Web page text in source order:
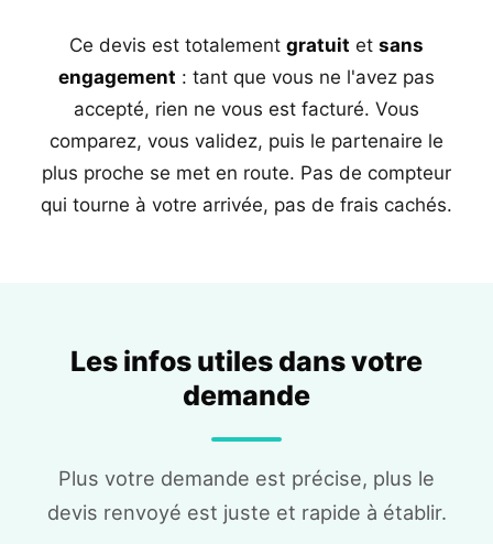
Ce devis est totalement gratuit et sans
engagement : tant que vous ne l'avez pas
accepté, rien ne vous est facturé. Vous
comparez, vous validez, puis le partenaire le
plus proche se met en route. Pas de compteur
qui tourne à votre arrivée, pas de frais cachés.
Les infos utiles dans votre
demande
Plus votre demande est précise, plus le
devis renvoyé est juste et rapide à établir.